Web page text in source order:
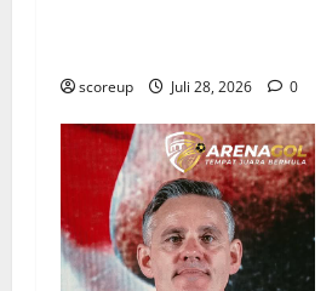
scoreup Juli 28, 2026 0